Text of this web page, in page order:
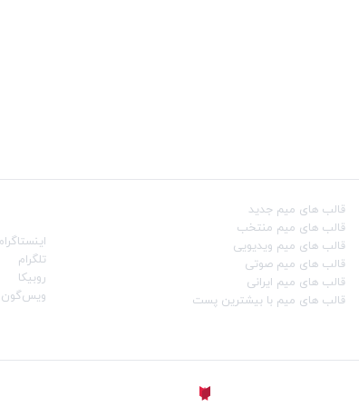
قالب‌ های میم جدید
قالب‌ های میم منتخب
قالب‌ های میم ویدیویی
قالب‌ های میم صوتی
قالب‌ های میم ایرانی
قالب‌ های میم با بیشترین پست
تلگرام
روبیکا
ویس‌گون